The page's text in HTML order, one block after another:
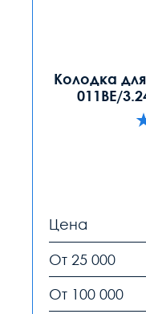
Колодка
011BE/
Цена
От 25 000
От 100 000